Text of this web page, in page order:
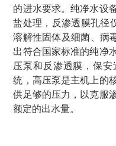
的进水要求。纯净水设
盐处理，反渗透膜孔径
溶解性固体及细菌、病
出符合国家标准的纯净
压泵和反渗透膜，保
统，高压泵是主机上的
供足够的压力，以克服
额定的出水量。